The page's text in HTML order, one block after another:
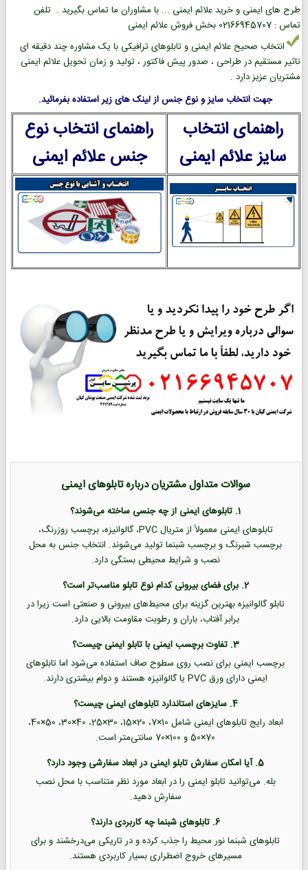
طرح های ایمنی و خرید علائم ایمنی ... با مشاوران ما تماس بگیرید . تلفن
تماس : 02166945707 بخش فروش علائم ایمنی
انتخاب صحیح علائم ایمنی و تابلوهای ترافیکی با یک مشاوره چند دقیقه ای
تاثیر مستقیم در طراحی ، صدور پیش فاکتور ، تولید و زمان تحویل علائم ایمنی
مشتریان عزیز دارد .
جهت انتخاب سایز و نوع جنس از لینک های زیر استفاده بفرمائید.
راهنمای انتخاب
سایز علائم ایمنی
راهنمای انتخاب نوع
جنس علائم ایمنی
سوالات متداول مشتریان درباره تابلوهای ایمنی
1. تابلوهای ایمنی از چه جنسی ساخته می‌شوند؟
تابلوهای ایمنی معمولاً از متریال PVC، گالوانیزه، برچسب روزرنگ،
برچسب شبرنگ و برچسب شبنما تولید می‌شوند. انتخاب جنس به محل
نصب و شرایط محیطی بستگی دارد.
2. برای فضای بیرونی کدام نوع تابلو مناسب‌تر است؟
تابلو گالوانیزه بهترین گزینه برای محیط‌های بیرونی و صنعتی است زیرا در
برابر آفتاب، باران و رطوبت مقاومت بالایی دارد.
3. تفاوت برچسب ایمنی با تابلو ایمنی چیست؟
برچسب ایمنی برای نصب روی سطوح صاف استفاده می‌شود اما تابلوهای
ایمنی دارای ورق PVC یا گالوانیزه هستند و دوام بیشتری دارند.
4. سایزهای استاندارد تابلوهای ایمنی چیست؟
ابعاد رایج تابلوهای ایمنی شامل 10×7، 20×15، 30×25، 40×30، 50×40،
70×50 و 100×70 سانتی‌متر است.
5. آیا امکان سفارش تابلو ایمنی در ابعاد سفارشی وجود دارد؟
بله. می‌توانید تابلو ایمنی را در ابعاد مورد نظر متناسب با محل نصب
سفارش دهید.
6. تابلوهای شبنما چه کاربردی دارند؟
تابلوهای شبنما نور محیط را جذب کرده و در تاریکی می‌درخشند و برای
مسیرهای خروج اضطراری بسیار کاربردی هستند.